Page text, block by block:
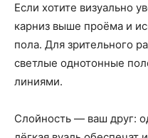
Если хотите визуально
карниз выше проёма и
пола. Для зрительного
светлые однотонные
линиями.
Слойность — ваш друг: